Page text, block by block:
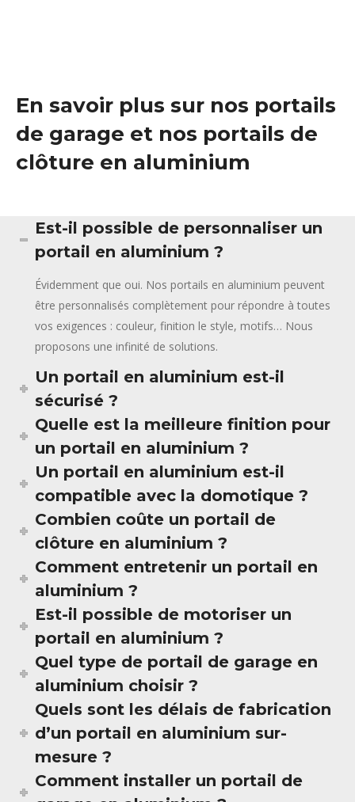
En savoir plus sur nos portails
de garage et nos portails de
clôture en aluminium
Est-il possible de personnaliser un
portail en aluminium ?
Évidemment que oui. Nos portails en aluminium peuvent
être personnalisés complètement pour répondre à toutes
vos exigences : couleur, finition le style, motifs… Nous
proposons une infinité de solutions.
Un portail en aluminium est-il
sécurisé ?
Quelle est la meilleure finition pour
un portail en aluminium ?
Un portail en aluminium est-il
compatible avec la domotique ?
Combien coûte un portail de
clôture en aluminium ?
Comment entretenir un portail en
aluminium ?
Est-il possible de motoriser un
portail en aluminium ?
Quel type de portail de garage en
aluminium choisir ?
Quels sont les délais de fabrication
d’un portail en aluminium sur-
mesure ?
Comment installer un portail de